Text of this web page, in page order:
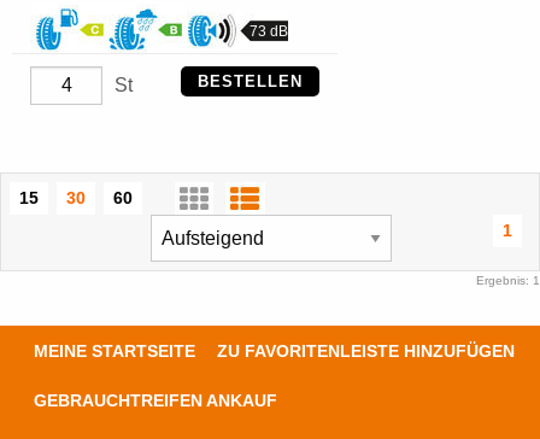
73 dB
St BESTELLEN
15 30
60
1
Ergebnis: 1
MEINE STARTSEITE ZU FAVORITENLEISTE HINZUFÜGEN
GEBRAUCHTREIFEN ANKAUF